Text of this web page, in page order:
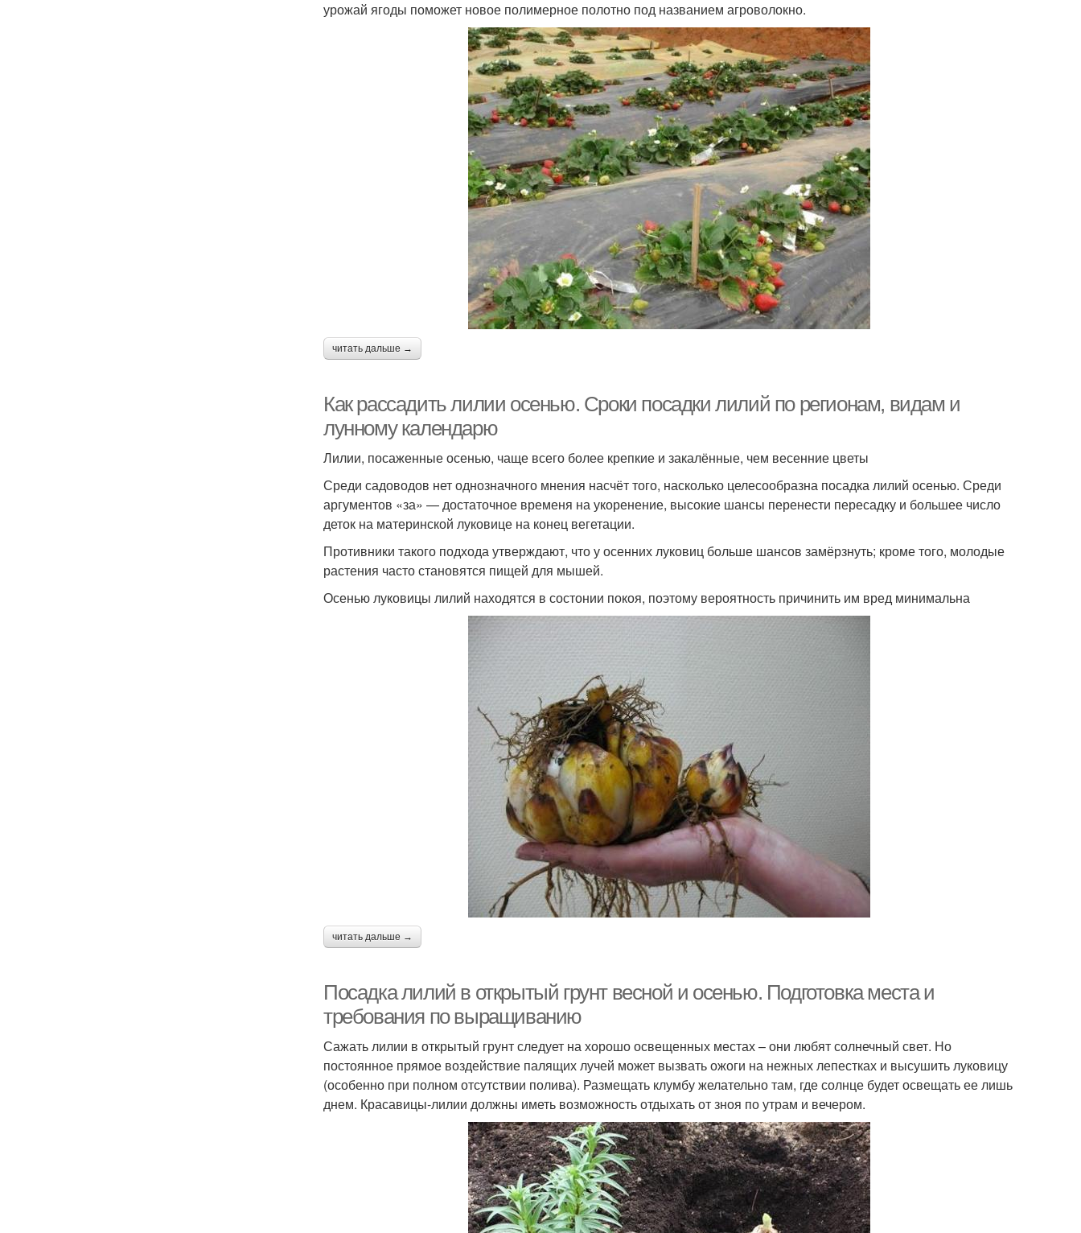
урожай ягоды поможет новое полимерное полотно под названием агроволокно.
читать дальше →
Как рассадить лилии осенью. Сроки посадки лилий по регионам, видам и
лунному календарю
Лилии, посаженные осенью, чаще всего более крепкие и закалённые, чем весенние цветы
Среди садоводов нет однозначного мнения насчёт того, насколько целесообразна посадка лилий осенью. Среди
аргументов «за» — достаточное временя на укоренение, высокие шансы перенести пересадку и большее число
деток на материнской луковице на конец вегетации.
Противники такого подхода утверждают, что у осенних луковиц больше шансов замёрзнуть; кроме того, молодые
растения часто становятся пищей для мышей.
Осенью луковицы лилий находятся в состонии покоя, поэтому вероятность причинить им вред минимальна
читать дальше →
Посадка лилий в открытый грунт весной и осенью. Подготовка места и
требования по выращиванию
Сажать лилии в открытый грунт следует на хорошо освещенных местах – они любят солнечный свет. Но
постоянное прямое воздействие палящих лучей может вызвать ожоги на нежных лепестках и высушить луковицу
(особенно при полном отсутствии полива). Размещать клумбу желательно там, где солнце будет освещать ее лишь
днем. Красавицы-лилии должны иметь возможность отдыхать от зноя по утрам и вечером.